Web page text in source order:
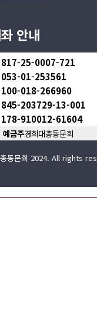
안내
817-25-0007-721
053-01-253561
100-018-266960
845-203729-13-001
178-910012-61604
예금주경희대총동문회
동문회 2024. All rights